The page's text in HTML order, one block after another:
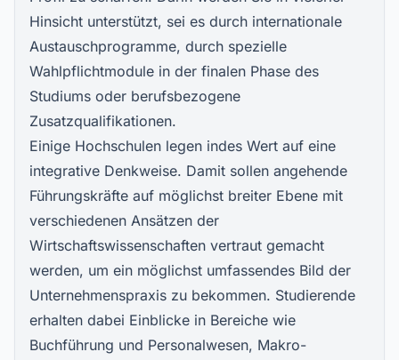
Hinsicht unterstützt, sei es durch internationale
Austauschprogramme, durch spezielle
Wahlpflichtmodule in der finalen Phase des
Studiums oder berufsbezogene
Zusatzqualifikationen.
Einige Hochschulen legen indes Wert auf eine
integrative Denkweise. Damit sollen angehende
Führungskräfte auf möglichst breiter Ebene mit
verschiedenen Ansätzen der
Wirtschaftswissenschaften vertraut gemacht
werden, um ein möglichst umfassendes Bild der
Unternehmenspraxis zu bekommen. Studierende
erhalten dabei Einblicke in Bereiche wie
Buchführung und Personalwesen, Makro-